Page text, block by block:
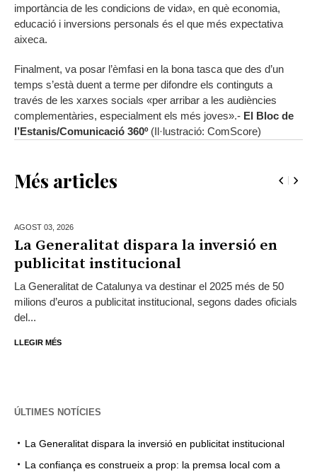
importància de les condicions de vida», en què economia,
educació i inversions personals és el que més expectativa
aixeca.
Finalment, va posar l’èmfasi en la bona tasca que des d’un
temps s’està duent a terme per difondre els continguts a
través de les xarxes socials «per arribar a les audiències
complementàries, especialment els més joves».- El Bloc de
l’Estanis/Comunicació 360º(Il·lustració: ComScore)
Més articles
AGOST 03, 2026
La Generalitat dispara la inversió en
publicitat institucional
La Generalitat de Catalunya va destinar el 2025 més de 50
milions d’euros a publicitat institucional, segons dades oficials
del...
LLEGIR MÉS
ÚLTIMES NOTÍCIES
La Generalitat dispara la inversió en publicitat institucional
La confiança es construeix a prop: la premsa local com a